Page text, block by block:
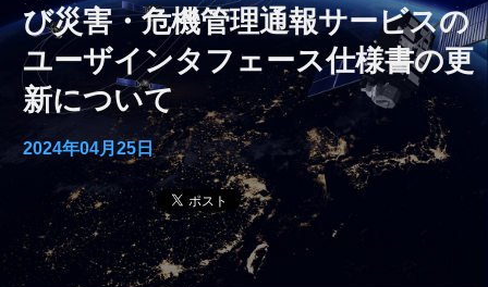
び災害・危機管理通報サービスの
ユーザインタフェース仕様書の更
新について
2024年04月25日